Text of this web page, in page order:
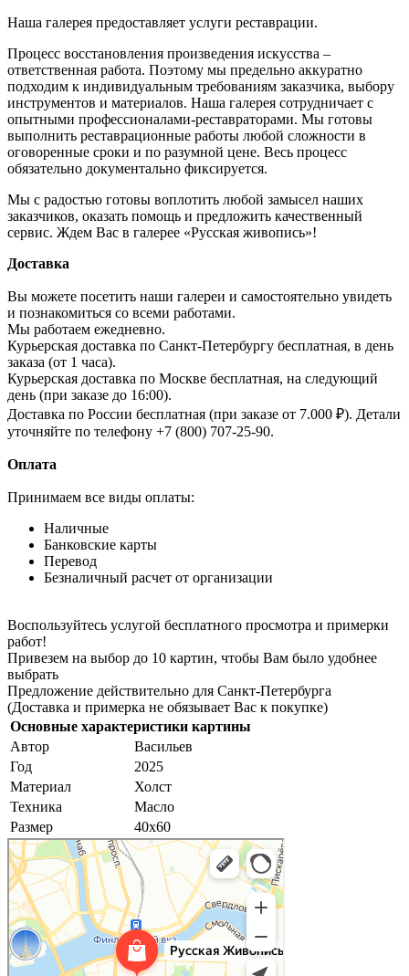
Наша галерея предоставляет услуги реставрации.
Процесс восстановления произведения искусства –
ответственная работа. Поэтому мы предельно аккуратно
подходим к индивидуальным требованиям заказчика, выбору
инструментов и материалов. Наша галерея сотрудничает с
опытными профессионалами-реставраторами. Мы готовы
выполнить реставрационные работы любой сложности в
оговоренные сроки и по разумной цене. Весь процесс
обязательно документально фиксируется.
Мы с радостью готовы воплотить любой замысел наших
заказчиков, оказать помощь и предложить качественный
сервис. Ждем Вас в галерее «Русская живопись»!
Доставка
Вы можете посетить наши галереи и самостоятельно увидеть
и познакомиться со всеми работами.
Мы работаем ежедневно.
Курьерская доставка по Санкт-Петербургу бесплатная, в день
заказа (от 1 часа).
Курьерская доставка по Москве бесплатная, на следующий
день (при заказе до 16:00).
Доставка по России бесплатная (при заказе от 7.000 ₽). Детали
уточняйте по телефону +7 (800) 707-25-90.
Оплата
Принимаем все виды оплаты:
Наличные
Банковские карты
Перевод
Безналичный расчет от организации
Воспользуйтесь услугой бесплатного просмотра и примерки
работ!
Привезем на выбор до 10 картин, чтобы Вам было удобнее
выбрать
Предложение действительно для Санкт-Петербурга
(Доставка и примерка не обязывает Вас к покупке)
Основные характеристики картины
Автор
Васильев
Год
2025
Материал
Холст
Техника
Масло
Размер
40х60